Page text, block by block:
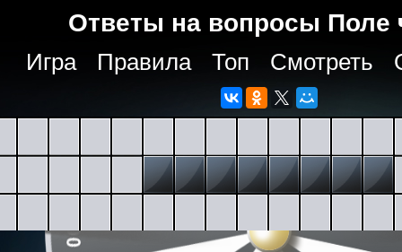
Ответы на вопросы Поле
Игра Правила Топ Смотреть